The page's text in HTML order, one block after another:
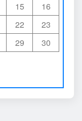
15
16
22
23
29
30